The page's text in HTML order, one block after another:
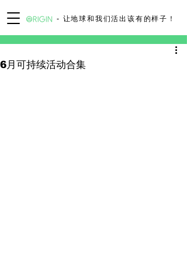
- 让地球和我们活出该有的样子！
6月可持续活动合集